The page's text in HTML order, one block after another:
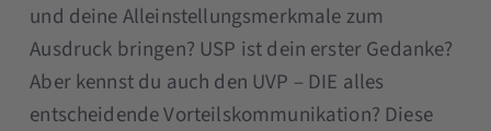
und deine Alleinstellungsmerkmale zum
Ausdruck bringen? USP ist dein erster Gedanke?
Aber kennst du auch den UVP – DIE alles
entscheidende Vorteilskommunikation? Diese